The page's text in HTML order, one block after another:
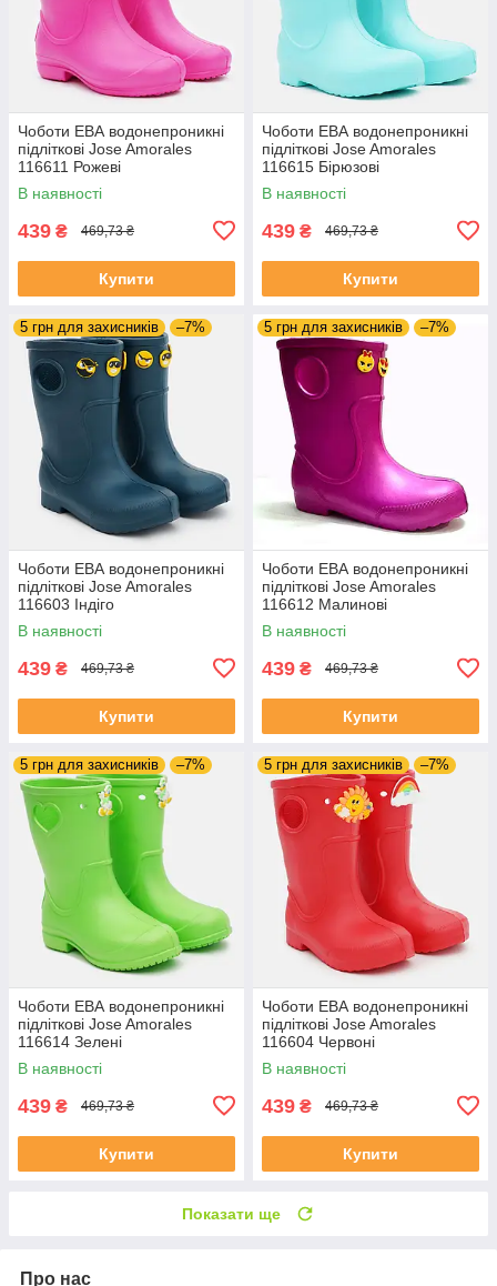
Чоботи ЕВА водонепроникні
підліткові Jose Amorales
116611 Рожеві
В наявності
439 ₴ 469,73 ₴
Купити
Чоботи ЕВА водонепроникні
підліткові Jose Amorales
116615 Бірюзові
В наявності
439 ₴ 469,73 ₴
Купити
5 грн для захисників –7%
Чоботи ЕВА водонепроникні
підліткові Jose Amorales
116603 Індіго
В наявності
439 ₴ 469,73 ₴
Купити
5 грн для захисників –7%
Чоботи ЕВА водонепроникні
підліткові Jose Amorales
116612 Малинові
В наявності
439 ₴ 469,73 ₴
Купити
5 грн для захисників –7%
Чоботи ЕВА водонепроникні
підліткові Jose Amorales
116614 Зелені
В наявності
439 ₴ 469,73 ₴
Купити
5 грн для захисників –7%
Чоботи ЕВА водонепроникні
підліткові Jose Amorales
116604 Червоні
В наявності
439 ₴ 469,73 ₴
Купити
Показати ще
Про нас